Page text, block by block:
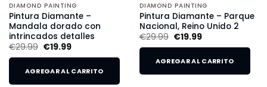
DIAMOND PAINTING
Pintura Diamante –
Mandala dorado con
intrincados detalles
€29.99 €19.99
AGREGAR AL CARRITO
DIAMOND PAINTING
Pintura Diamante – Parque
Nacional, Reino Unido 2
€29.99 €19.99
AGREGAR AL CARRITO